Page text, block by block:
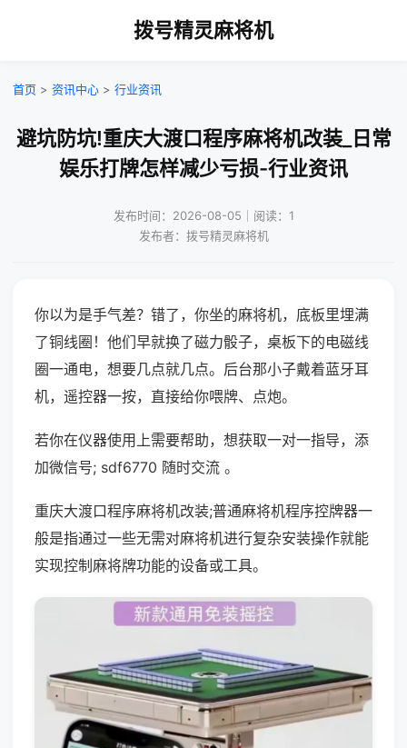
拨号精灵麻将机
首页 > 资讯中心 > 行业资讯
避坑防坑!重庆大渡口程序麻将机改装_日常
娱乐打牌怎样减少亏损-行业资讯
发布时间：2026-08-05｜阅读：1
发布者：拨号精灵麻将机
你以为是手气差？错了，你坐的麻将机，底板里埋满
了铜线圈！他们早就换了磁力骰子，桌板下的电磁线
圈一通电，想要几点就几点。后台那小子戴着蓝牙耳
机，遥控器一按，直接给你喂牌、点炮。
若你在仪器使用上需要帮助，想获取一对一指导，添
加微信号; sdf6770 随时交流 。
重庆大渡口程序麻将机改装;普通麻将机程序控牌器一
般是指通过一些无需对麻将机进行复杂安装操作就能
实现控制麻将牌功能的设备或工具。